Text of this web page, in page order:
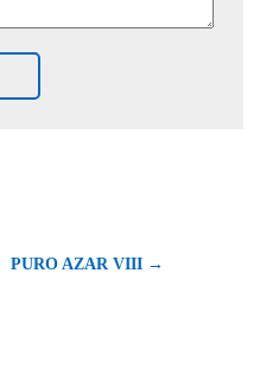
PURO AZAR VIII →